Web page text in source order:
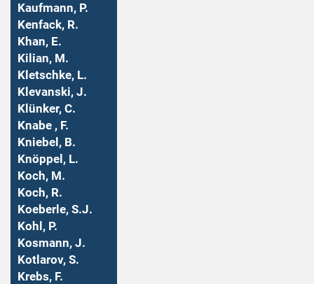
Kaufmann, P.
Kenfack, R.
Khan, E.
Kilian, M.
Kletschke, L.
Klevanski, J.
Klünker, C.
Knabe , F.
Kniebel, B.
Knöppel, L.
Koch, M.
Koch, R.
Koeberle, S.J.
Kohl, P.
Kosmann, J.
Kotlarov, S.
Krebs, F.